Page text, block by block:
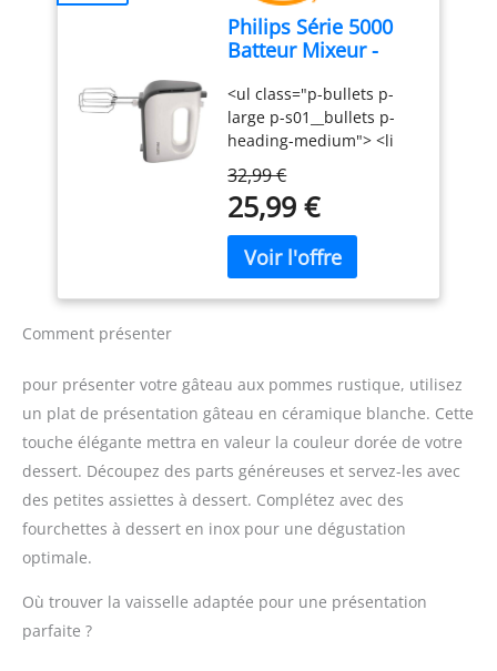
les crèmes légères
comme les pâtes
acier inoxydable
durables : Livré avec des
fouets et crochets
pétrisseurs en acier
inoxydable pour des
performances fiables et
durables. Design
ergonomique et facile
d'utilisation : Poignée
ergonomique et bouton
changement rapide des
accessoires. Compact et
pratique pour un usage
quotidien : Léger, doté
d'un câble de 1 mètre et
d'un design compact, ce
mixeur est facile à ranger
Philips Série 5000
Batteur Mixeur -
Fouets Coniques
pour Pâte Aérée, 5
Vitesses + Turbo,
Éjection Facile des
Accessoires, Clip
Attache-Cordon
(HR3741/00)
<ul class="p-bullets p-
large p-s01__bullets p-
heading-medium"> <li
W</li> <li class="p-
s01__bullet">5 vitesses +
fonction Turbo</li> <li
class="p-
s01__bullet">Gris
cachemire</li> </ul>
32,99 €
25,99 €
Comment présenter
pour présenter votre gâteau aux pommes rustique, utilisez
un plat de présentation gâteau en céramique blanche. Cette
touche élégante mettra en valeur la couleur dorée de votre
dessert. Découpez des parts généreuses et servez-les avec
des petites assiettes à dessert. Complétez avec des
fourchettes à dessert en inox pour une dégustation
optimale.
Où trouver la vaisselle adaptée pour une présentation
parfaite ?